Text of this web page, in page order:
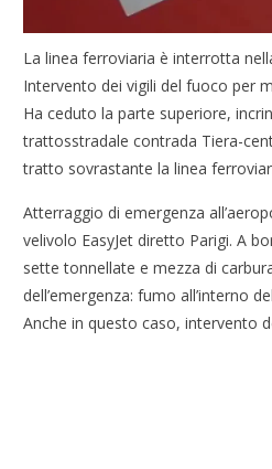
La linea ferroviaria è interrotta
Intervento dei vigili del fuoco per
Ha ceduto la parte superiore,
trattosstradale contrada Tiera-
tratto sovrastante la linea
Atterraggio di emergenza
velivolo EasyJet diretto Parigi. A
sette tonnellate e mezza di
dell’emergenza: fumo all’interno
Anche in questo caso, intervento